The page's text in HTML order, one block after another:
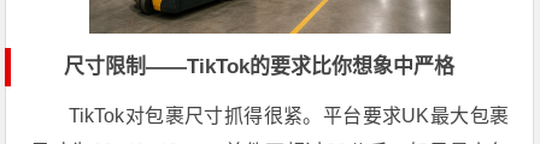
尺寸限制——TikTok的要求比你想象中严格
TikTok对包裹尺寸抓得很紧。平台要求UK最大包裹